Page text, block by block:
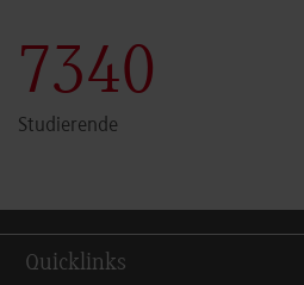
7341
Studierende
Quicklinks